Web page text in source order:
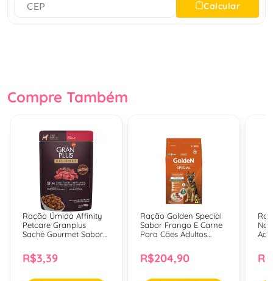
Calcular
Compre Também
Ração Úmida Affinity
Petcare Granplus
Sachê Gourmet Sabor
Adultos - 100 Gr
R$3,39
Ração Golden Special
Sabor Frango E Carne
Para Cães Adultos
20Kg
R$204,90
E